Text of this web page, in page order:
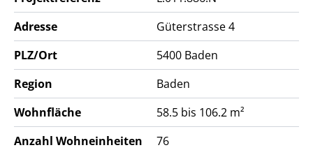
bewerben.
Adresse
Güterstrasse 4
PLZ/Ort
5400 Baden
Region
Baden
Wohnfläche
58.5 bis 106.2 m²
Anzahl Wohneinheiten
76